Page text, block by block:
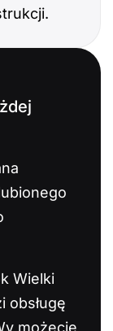
Wielki
obsługę
możecie